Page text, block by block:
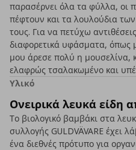
παρασέρνει όλα τα φύλλα, οι
πέφτουν και τα λουλούδια
τους. Για να πετύχω
διαφορετικά υφάσματα, όπως
μου άρεσε πολύ η μουσελίνα,
ελαφρώς τσαλακωμένο και
Υλικό
Ονειρικά λευκά είδη
Το βιολογικό βαμβάκι στα
συλλογής GULDVÄVARE έχει
ένα διεθνές πρότυπο για